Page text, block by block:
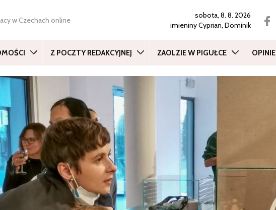
w Czechach online
sobota, 8. 8. 2026
imieninyCyprian, Dominik
Z POCZTY REDAKCYJNEJ ZAOLZIE W PIGUŁCE OPINIE